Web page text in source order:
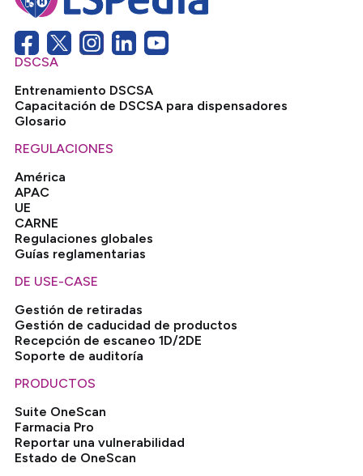
DSCSA
Entrenamiento DSCSA
Capacitación de DSCSA para dispensadores
Glosario
REGULACIONES
América
APAC
UE
CARNE
Regulaciones globales
Guías reglamentarias
DE USE-CASE
Gestión de retiradas
Gestión de caducidad de productos
Recepción de escaneo 1D/2DE
Soporte de auditoría
PRODUCTOS
Suite OneScan
Farmacia Pro
Reportar una vulnerabilidad
Estado de OneScan